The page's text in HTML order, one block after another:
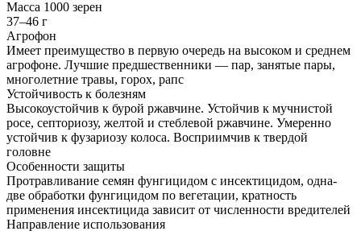
Масса 1000 зерен
37–46 г
Агрофон
Имеет преимущество в первую очередь на высоком и среднем
агрофоне. Лучшие предшественники — пар, занятые пары,
многолетние травы, горох, рапс
Устойчивость к болезням
Высокоустойчив к бурой ржавчине. Устойчив к мучнистой
росе, септориозу, желтой и стеблевой ржавчине. Умеренно
устойчив к фузариозу колоса. Восприимчив к твердой
головне
Особенности защиты
Протравливание семян фунгицидом с инсектицидом, одна-
две обработки фунгицидом по вегетации, кратность
применения инсектицида зависит от численности вредителей
Направление использования